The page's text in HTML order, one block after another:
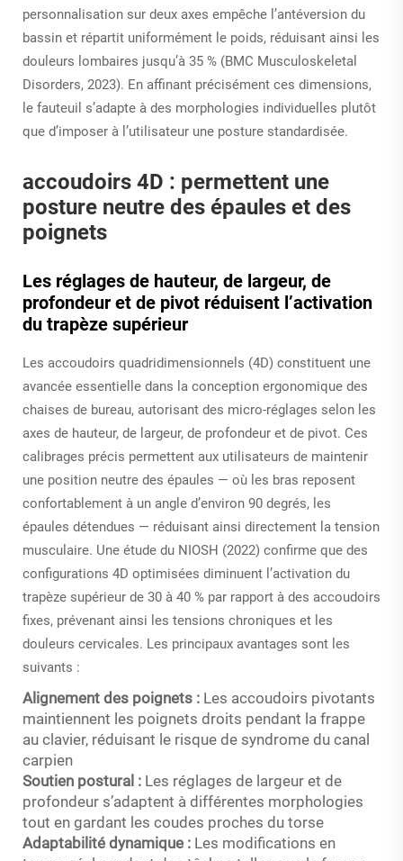
personnalisation sur deux axes empêche l’antéversion du
bassin et répartit uniformément le poids, réduisant ainsi les
douleurs lombaires jusqu’à 35 % (BMC Musculoskeletal
Disorders, 2023). En affinant précisément ces dimensions,
le fauteuil s’adapte à des morphologies individuelles plutôt
que d’imposer à l’utilisateur une posture standardisée.
accoudoirs 4D : permettent une
posture neutre des épaules et des
poignets
Les réglages de hauteur, de largeur, de
profondeur et de pivot réduisent l’activation
du trapèze supérieur
Les accoudoirs quadridimensionnels (4D) constituent une
avancée essentielle dans la conception ergonomique des
chaises de bureau, autorisant des micro-réglages selon les
axes de hauteur, de largeur, de profondeur et de pivot. Ces
calibrages précis permettent aux utilisateurs de maintenir
une position neutre des épaules — où les bras reposent
confortablement à un angle d’environ 90 degrés, les
épaules détendues — réduisant ainsi directement la tension
musculaire. Une étude du NIOSH (2022) confirme que des
configurations 4D optimisées diminuent l’activation du
trapèze supérieur de 30 à 40 % par rapport à des accoudoirs
fixes, prévenant ainsi les tensions chroniques et les
douleurs cervicales. Les principaux avantages sont les
suivants :
Alignement des poignets : Les accoudoirs pivotants
maintiennent les poignets droits pendant la frappe
au clavier, réduisant le risque de syndrome du canal
carpien
Soutien postural : Les réglages de largeur et de
profondeur s’adaptent à différentes morphologies
tout en gardant les coudes proches du torse
Adaptabilité dynamique : Les modifications en